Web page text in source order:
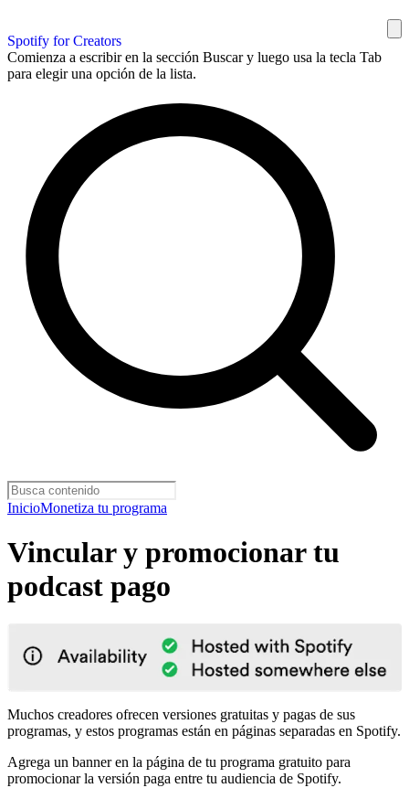
Spotify for Creators
Comienza a escribir en la sección Buscar y luego usa la tecla Tab
para elegir una opción de la lista.
InicioMonetiza tu programa
Vincular y promocionar tu
podcast pago
Muchos creadores ofrecen versiones gratuitas y pagas de sus
programas, y estos programas están en páginas separadas en Spotify.
Agrega un banner en la página de tu programa gratuito para
promocionar la versión paga entre tu audiencia de Spotify.